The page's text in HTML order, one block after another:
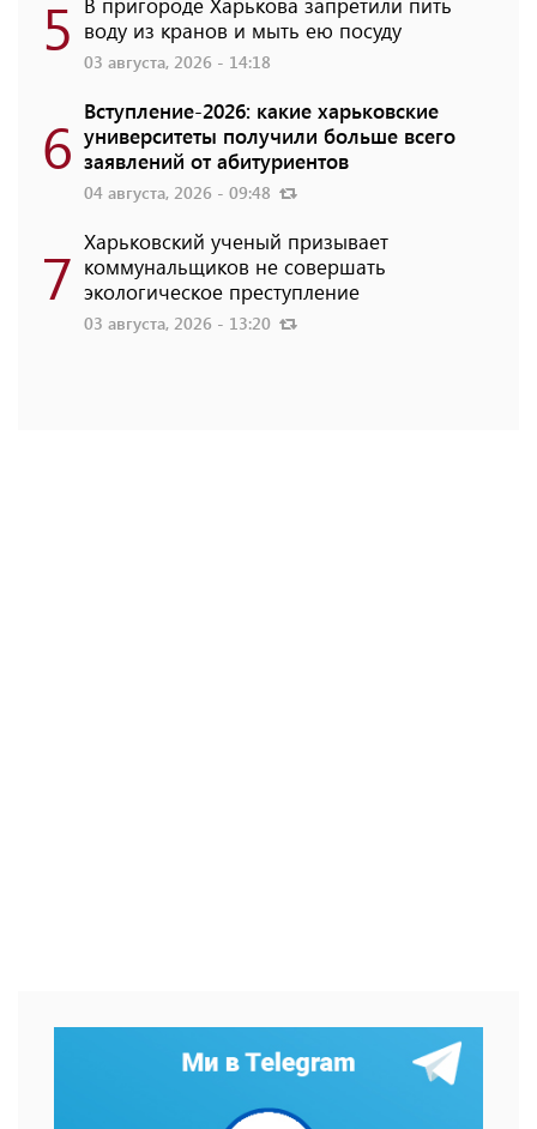
5 воду из кранов и мыть ею посуду
03 августа, 2026 - 14:18
6 Вступление-2026: какие харьковские
университеты получили больше всего
заявлений от абитуриентов
04 августа, 2026 - 09:48
7 Харьковский ученый призывает
коммунальщиков не совершать
экологическое преступление
03 августа, 2026 - 13:20